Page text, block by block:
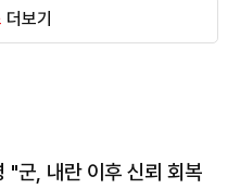
더보기
"군, 내란 이후 신뢰 회복